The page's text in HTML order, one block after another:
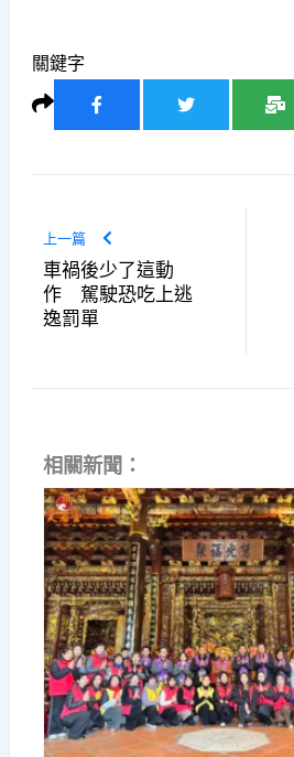
關鍵字
上一篇
車禍後少了這動
作 駕駛恐吃上逃
逸罰單
相關新聞：